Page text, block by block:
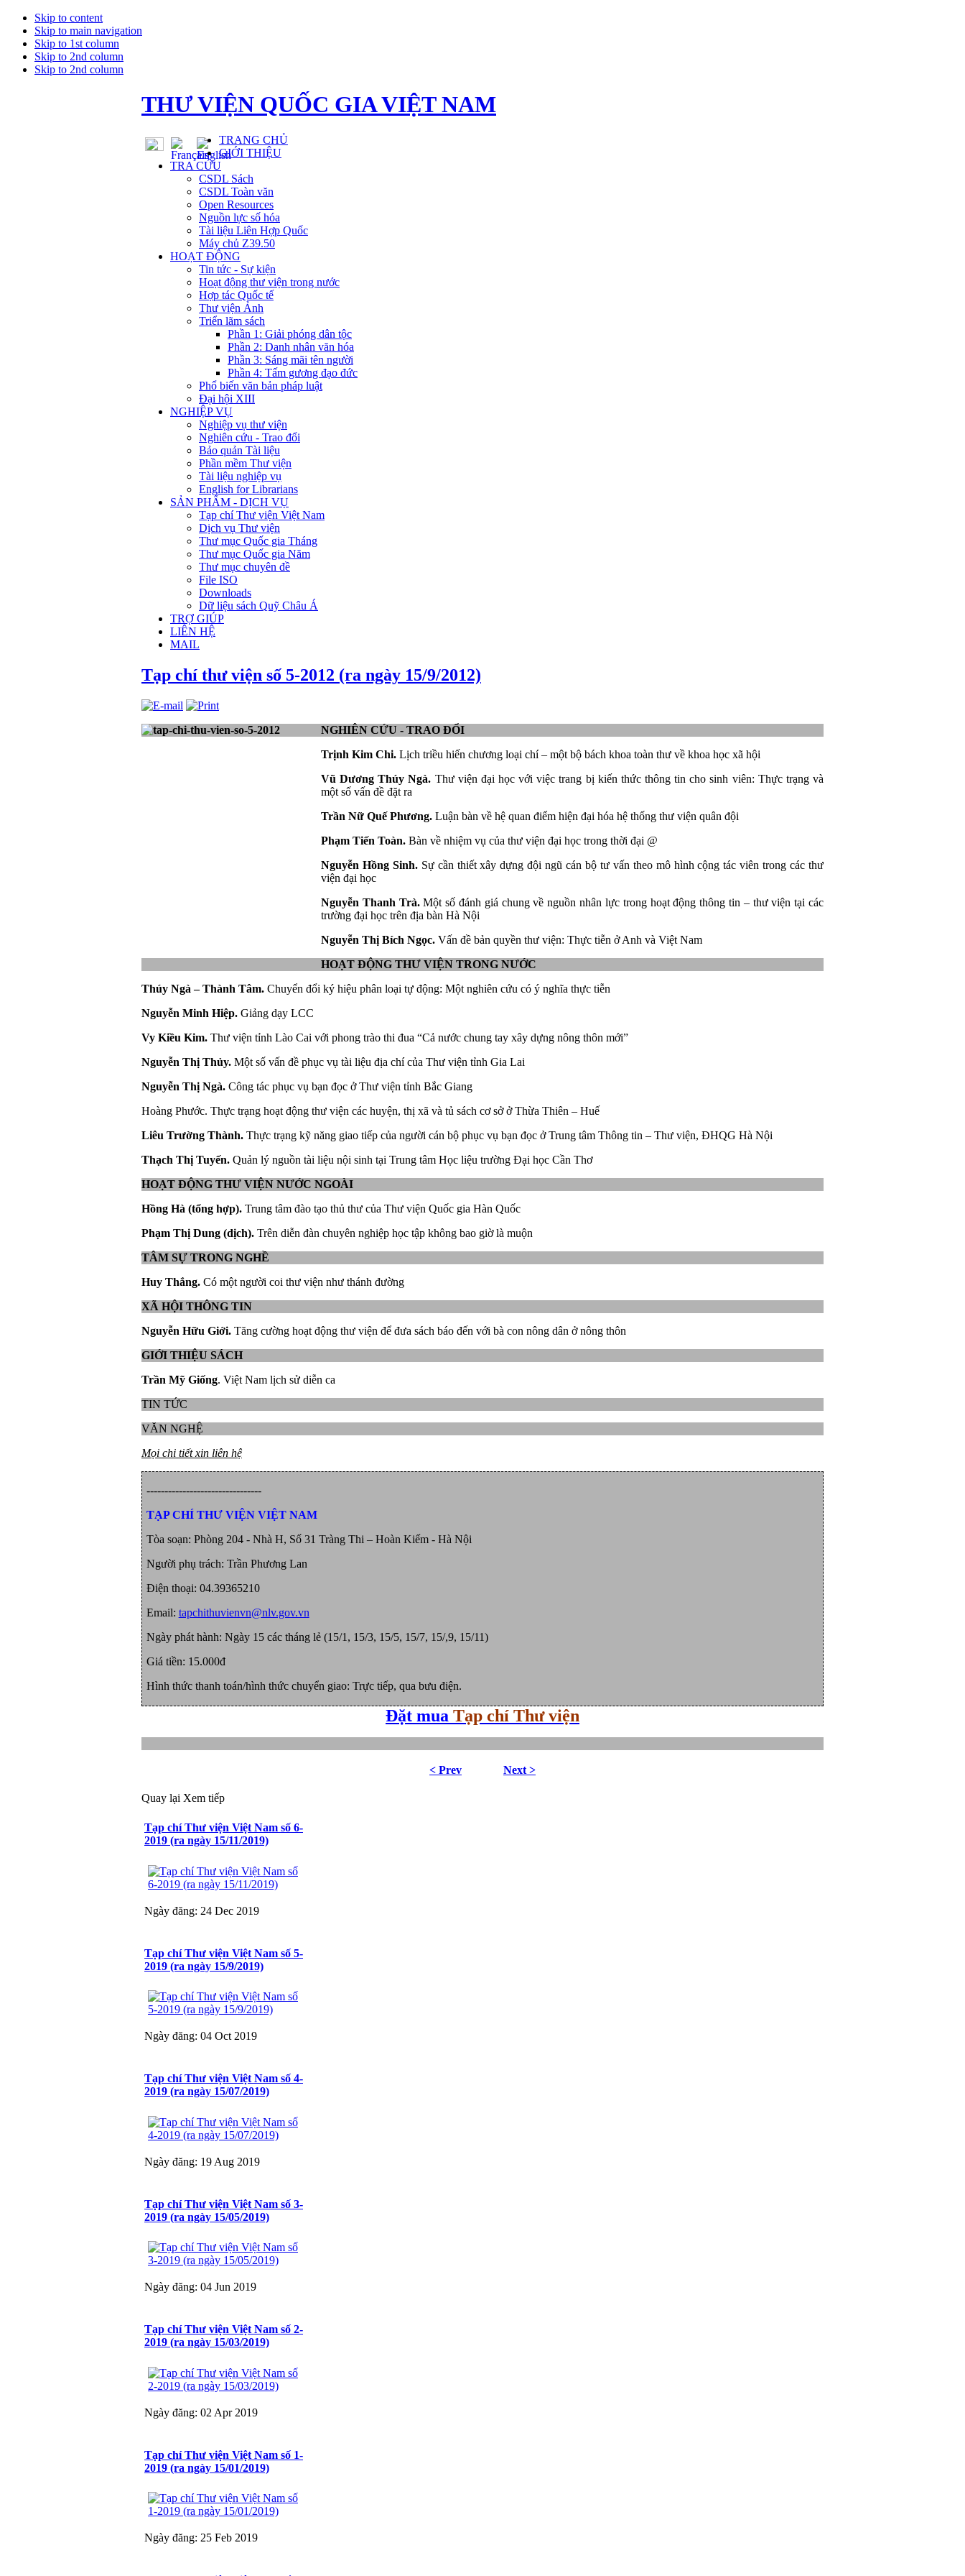
Skip to content
Skip to main navigation
Skip to 1st column
Skip to 2nd column
Skip to 2nd column
THƯ VIỆN QUỐC GIA VIỆT NAM
TRANG CHỦ
GIỚI THIỆU
TRA CỨU
CSDL Sách
CSDL Toàn văn
Open Resources
Nguồn lực số hóa
Tài liệu Liên Hợp Quốc
Máy chủ Z39.50
HOẠT ĐỘNG
Tin tức - Sự kiện
Hoạt động thư viện trong nước
Hợp tác Quốc tế
Thư viện Ảnh
Triển lãm sách
Phần 1: Giải phóng dân tộc
Phần 2: Danh nhân văn hóa
Phần 3: Sáng mãi tên người
Phần 4: Tấm gương đạo đức
Phổ biến văn bản pháp luật
Đại hội XIII
NGHIỆP VỤ
Nghiệp vụ thư viện
Nghiên cứu - Trao đổi
Bảo quản Tài liệu
Phần mềm Thư viện
Tài liệu nghiệp vụ
English for Librarians
SẢN PHẨM - DỊCH VỤ
Tạp chí Thư viện Việt Nam
Dịch vụ Thư viện
Thư mục Quốc gia Tháng
Thư mục Quốc gia Năm
Thư mục chuyên đề
File ISO
Downloads
Dữ liệu sách Quỹ Châu Á
TRỢ GIÚP
LIÊN HỆ
MAIL
Tạp chí thư viện số 5-2012 (ra ngày 15/9/2012)
NGHIÊN CỨU - TRAO ĐỔI
Trịnh Kim Chi. Lịch triều hiến chương loại chí – một bộ bách khoa toàn thư về khoa học xã hội
Vũ Dương Thúy Ngà. Thư viện đại học với việc trang bị kiến thức thông tin cho sinh viên: Thực trạng và
một số vấn đề đặt ra
Trần Nữ Quế Phương. Luận bàn về hệ quan điểm hiện đại hóa hệ thống thư viện quân đội
Phạm Tiến Toàn. Bàn về nhiệm vụ của thư viện đại học trong thời đại @
Nguyễn Hồng Sinh.Sự cần thiết xây dựng đội ngũ cán bộ tư vấn theo mô hình cộng tác viên trong các thư
viện đại học
Nguyễn Thanh Trà.Một số đánh giá chung về nguồn nhân lực trong hoạt động thông tin – thư viện tại các
trường đại học trên địa bàn Hà Nội
Nguyễn Thị Bích Ngọc. Vấn đề bản quyền thư viện: Thực tiễn ở Anh và Việt Nam
HOẠT ĐỘNG THƯ VIỆN TRONG NƯỚC
Thúy Ngà – Thành Tâm. Chuyển đổi ký hiệu phân loại tự động: Một nghiên cứu có ý nghĩa thực tiễn
Nguyễn Minh Hiệp. Giảng dạy LCC
Vy Kiều Kim. Thư viện tỉnh Lào Cai với phong trào thi đua “Cả nước chung tay xây dựng nông thôn mới”
Nguyễn Thị Thủy. Một số vấn đề phục vụ tài liệu địa chí của Thư viện tỉnh Gia Lai
Nguyễn Thị Ngà. Công tác phục vụ bạn đọc ở Thư viện tỉnh Bắc Giang
Hoàng Phước. Thực trạng hoạt động thư viện các huyện, thị xã và tủ sách cơ sở ở Thừa Thiên – Huế
Liêu Trường Thành. Thực trạng kỹ năng giao tiếp của người cán bộ phục vụ bạn đọc ở Trung tâm Thông tin – Thư viện, ĐHQG Hà Nội
Thạch Thị Tuyến. Quản lý nguồn tài liệu nội sinh tại Trung tâm Học liệu trường Đại học Cần Thơ
HOẠT ĐỘNG THƯ VIỆN NƯỚC NGOÀI
Hồng Hà (tổng hợp). Trung tâm đào tạo thủ thư của Thư viện Quốc gia Hàn Quốc
Phạm Thị Dung (dịch). Trên diễn đàn chuyên nghiệp học tập không bao giờ là muộn
TÂM SỰ TRONG NGHỀ
Huy Thắng. Có một người coi thư viện như thánh đường
XÃ HỘI THÔNG TIN
Nguyễn Hữu Giới. Tăng cường hoạt động thư viện để đưa sách báo đến với bà con nông dân ở nông thôn
GIỚI THIỆU SÁCH
Trần Mỹ Giống. Việt Nam lịch sử diễn ca
TIN TỨC
VĂN NGHỆ
Mọi chi tiết xin liên hệ
--------------------------------
TẠP CHÍ THƯ VIỆN VIỆT NAM
Tòa soạn: Phòng 204 - Nhà H, Số 31 Tràng Thi – Hoàn Kiếm - Hà Nội
Người phụ trách: Trần Phương Lan
Điện thoại: 04.39365210
Email: tapchithuvienvn@nlv.gov.vn
Ngày phát hành: Ngày 15 các tháng lẻ (15/1, 15/3, 15/5, 15/7, 15/,9, 15/11)
Giá tiền: 15.000đ
Hình thức thanh toán/hình thức chuyển giao: Trực tiếp, qua bưu điện.
Đặt mua Tạp chí Thư viện
< Prev Next >
Quay lại Xem tiếp
Tạp chí Thư viện Việt Nam số 6-
2019 (ra ngày 15/11/2019)
Ngày đăng: 24 Dec 2019
Tạp chí Thư viện Việt Nam số 5-
2019 (ra ngày 15/9/2019)
Ngày đăng: 04 Oct 2019
Tạp chí Thư viện Việt Nam số 4-
2019 (ra ngày 15/07/2019)
Ngày đăng: 19 Aug 2019
Tạp chí Thư viện Việt Nam số 3-
2019 (ra ngày 15/05/2019)
Ngày đăng: 04 Jun 2019
Tạp chí Thư viện Việt Nam số 2-
2019 (ra ngày 15/03/2019)
Ngày đăng: 02 Apr 2019
Tạp chí Thư viện Việt Nam số 1-
2019 (ra ngày 15/01/2019)
Ngày đăng: 25 Feb 2019